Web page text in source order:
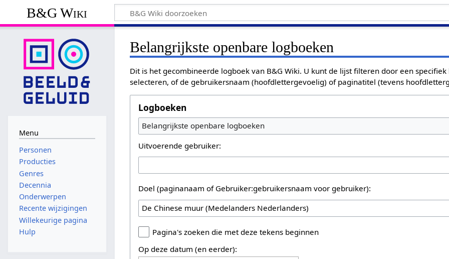
B&G Wiki
Belangrijkste openbare logboeken
Dit is het gecombineerde logboek van B&G Wiki. U kunt de lijst filteren door een
selecteren, of de gebruikersnaam (hoofdlettergevoelig) of paginatitel (tevens
Logboeken
Belangrijkste openbare logboeken
Uitvoerende gebruiker:
Doel (paginanaam of Gebruiker:gebruikersnaam voor gebruiker):
Pagina's zoeken die met deze tekens beginnen
Op deze datum (en eerder):
Menu
Personen
Producties
Genres
Decennia
Onderwerpen
Recente wijzigingen
Willekeurige pagina
Hulp